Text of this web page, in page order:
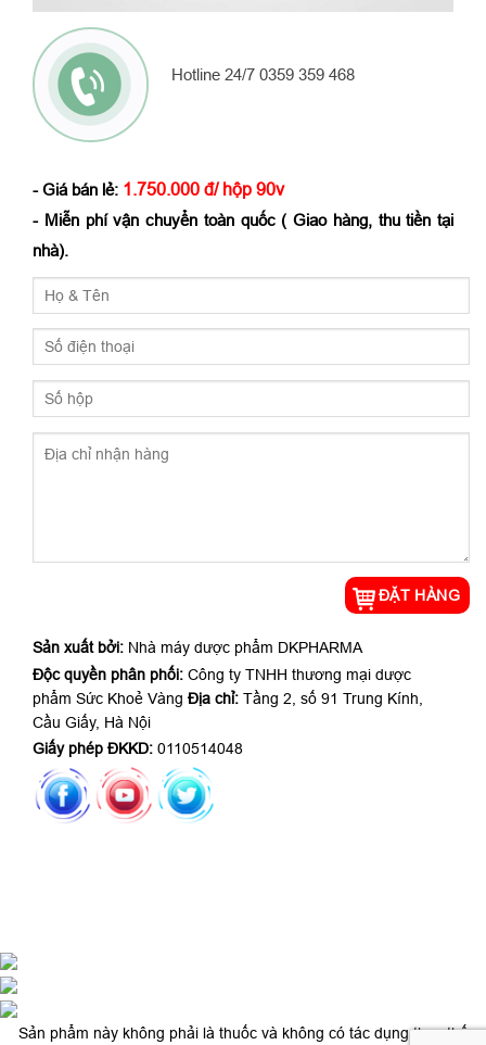
Hotline 24/7 0359 359 468
- Giá bán lẻ: 1.750.000 đ/ hộp 90v
- Miễn phí vận chuyển toàn quốc ( Giao hàng, thu tiền tại
nhà).
Sản xuất bởi: Nhà máy dược phẩm DKPHARMA
Độc quyền phân phối: Công ty TNHH thương mại dược
phẩm Sức Khoẻ Vàng Địa chỉ: Tầng 2, số 91 Trung Kính,
Cầu Giấy, Hà Nội
Giấy phép ĐKKD: 0110514048
Sản phẩm này không phải là thuốc và không có tác dụng thay thế